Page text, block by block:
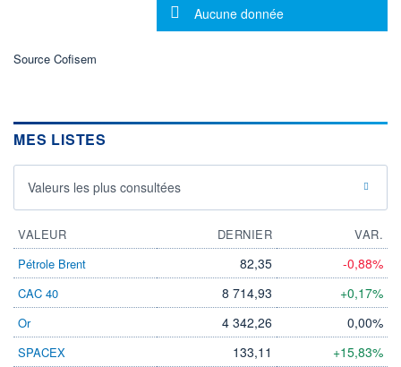
ÉLIGIBILITÉ
Non éligible
+ PORTEFEUILLE + LISTE
Message d'information
Aucune donnée
Source Cofisem
MES LISTES
Valeurs les plus consultées
VALEUR DERNIER
VAR.
Pétrole Brent
82,35 -0,88%
CAC 40 8 714,93 +0,17%
Or 4 342,26 0,00%
SPACEX 133,11 +15,83%